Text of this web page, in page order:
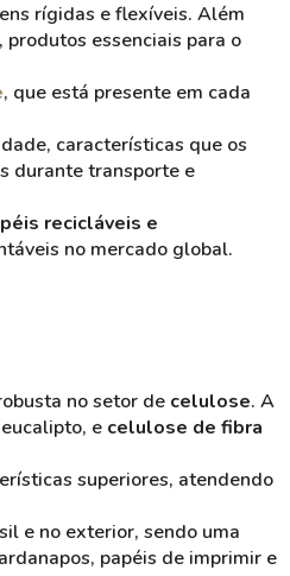
rígidas e flexíveis. Além
, produtos essenciais para o
, que está presente em cada
características que os
durante transporte e
recicláveis e
no mercado global.
no setor de celulose. A
e celulose de fibra
superiores, atendendo
e no exterior, sendo uma
papéis de imprimir e